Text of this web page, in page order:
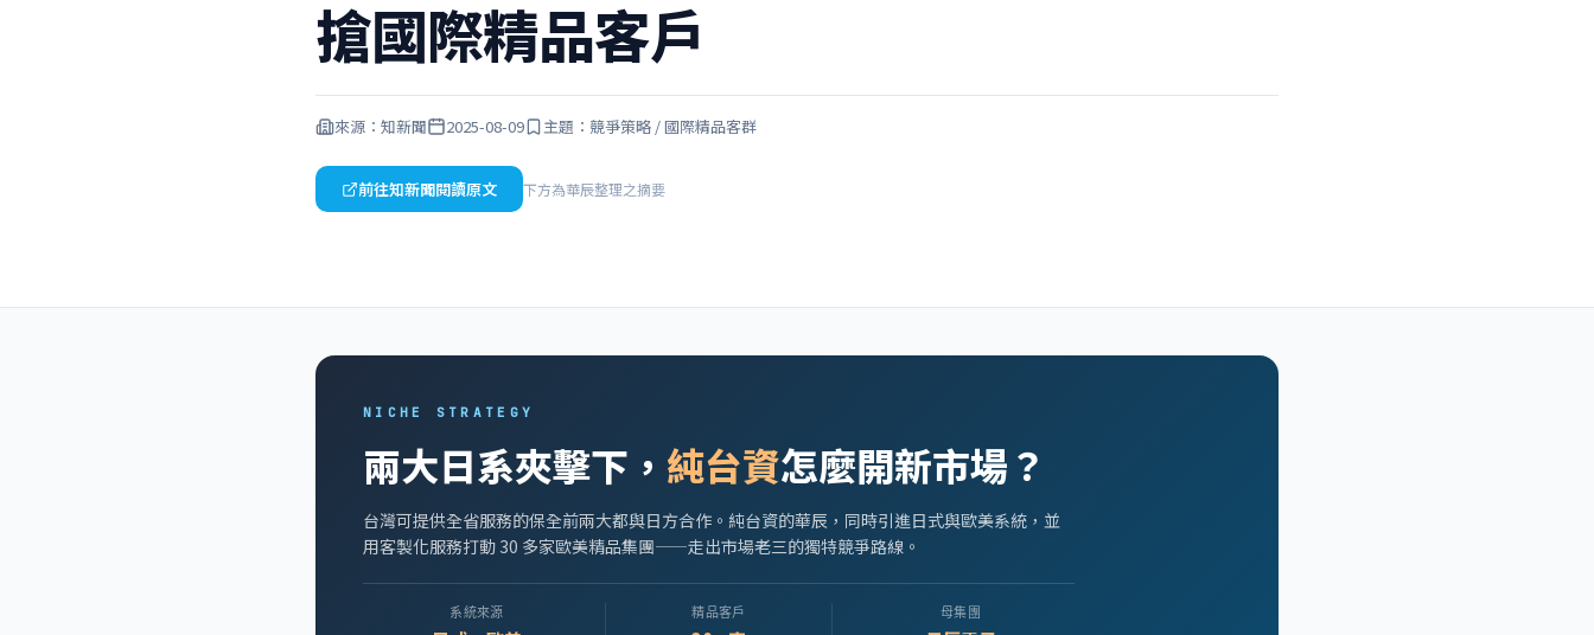
搶國際精品客戶
來源：知新聞 2025-08-09 主題：競爭策略 / 國際精品客群
前往知新聞閱讀原文 下方為華辰整理之摘要
NICHE STRATEGY
兩大日系夾擊下， 純台資怎麼開新市場？
台灣可提供全省服務的保全前兩大都與日方合作。純台資的華辰，同時引進日式與歐美系統，並
用客製化服務打動 30 多家歐美精品集團——走出市場老三的獨特競爭路線。
系統來源 精品客戶 母集團